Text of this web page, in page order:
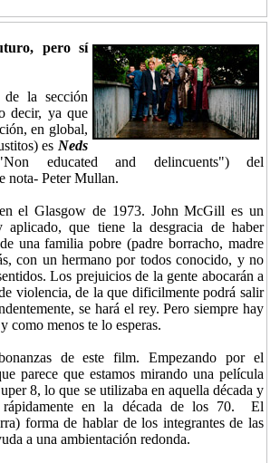
pero sí
la sección
decir, ya que
en global,
es Neds
educated and delincuents") del
nota- Peter Mullan.
el Glasgow de 1973. John McGill es un
aplicado, que tiene la desgracia de haber
una familia pobre (padre borracho, madre
con un hermano por todos conocido, y no
Los prejuicios de la gente abocarán a
violencia, de la que dificilmente podrá salir
se hará el rey. Pero siempre hay
como menos te lo esperas.
de este film. Empezando por el
parece que estamos mirando una película
8, lo que se utilizaba en aquella década y
rápidamente en la década de los 70. El
forma de hablar de los integrantes de las
a una ambientación redonda.